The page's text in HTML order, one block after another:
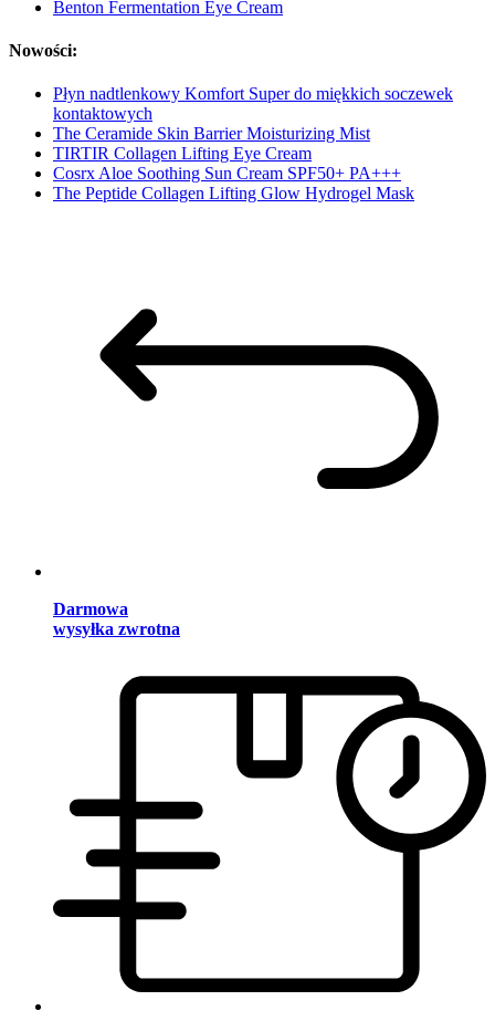
Benton Fermentation Eye Cream
Nowości:
Płyn nadtlenkowy Komfort Super do miękkich soczewek
kontaktowych
The Ceramide Skin Barrier Moisturizing Mist
TIRTIR Collagen Lifting Eye Cream
Cosrx Aloe Soothing Sun Cream SPF50+ PA+++
The Peptide Collagen Lifting Glow Hydrogel Mask
Darmowa
wysyłka zwrotna